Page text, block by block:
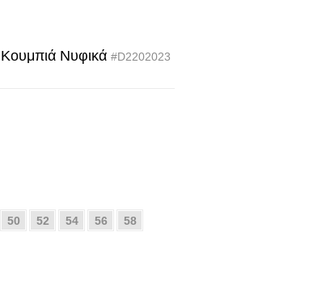
Νυφικά #D2202023
50 52 54 56 58